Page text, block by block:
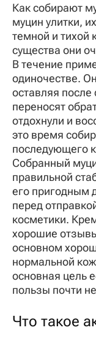
Как собирают
муцин улитки,
темной и тихой
существа они
В течение
одиночестве.
оставляя после
переносят
отдохнули и
это время
последующего
Собранный
правильной
его пригодным
перед
косметики.
хорошие
основном
нормальной
основная цель
пользы почти
Что такое